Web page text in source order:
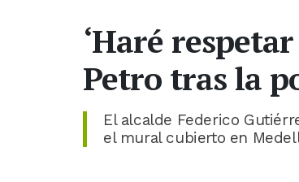
‘Haré
Petro tras la
El alcalde Federico
el mural cubierto en